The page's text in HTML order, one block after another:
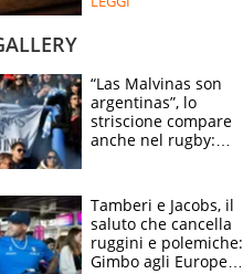
CONTATTI
“Las Malvinas son
argentinas”, lo
striscione compare
anche nel rugby:
un caso
Tamberi e Jacobs, il
saluto che cancella
ruggini e polemiche:
Gimbo agli Europei